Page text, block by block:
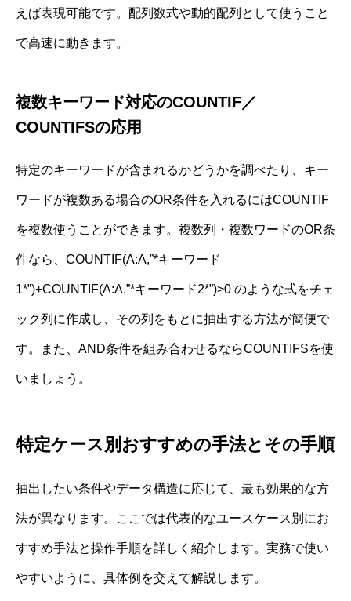
えば表現可能です。配列数式や動的配列として使うこと
で高速に動きます。
複数キーワード対応のCOUNTIF／
COUNTIFSの応用
特定のキーワードが含まれるかどうかを調べたり、キー
ワードが複数ある場合のOR条件を入れるにはCOUNTIF
を複数使うことができます。複数列・複数ワードのOR条
件なら、COUNTIF(A:A,”*キーワード
1*”)+COUNTIF(A:A,”*キーワード2*”)>0 のような式をチェ
ック列に作成し、その列をもとに抽出する方法が簡便で
す。また、AND条件を組み合わせるならCOUNTIFSを使
いましょう。
特定ケース別おすすめの手法とその手順
抽出したい条件やデータ構造に応じて、最も効果的な方
法が異なります。ここでは代表的なユースケース別にお
すすめ手法と操作手順を詳しく紹介します。実務で使い
やすいように、具体例を交えて解説します。